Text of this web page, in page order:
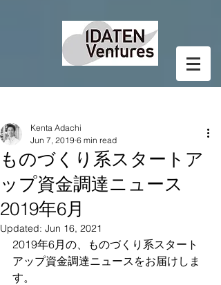
ものづくり系スタートア
ップ資金調達ニュース
2019年6月
Kenta Adachi
Jun 7, 2019 6 min read
Updated: Jun 16, 2021
2019年6月の、ものづくり系スタート
アップ資金調達ニュースをお届けしま
す。